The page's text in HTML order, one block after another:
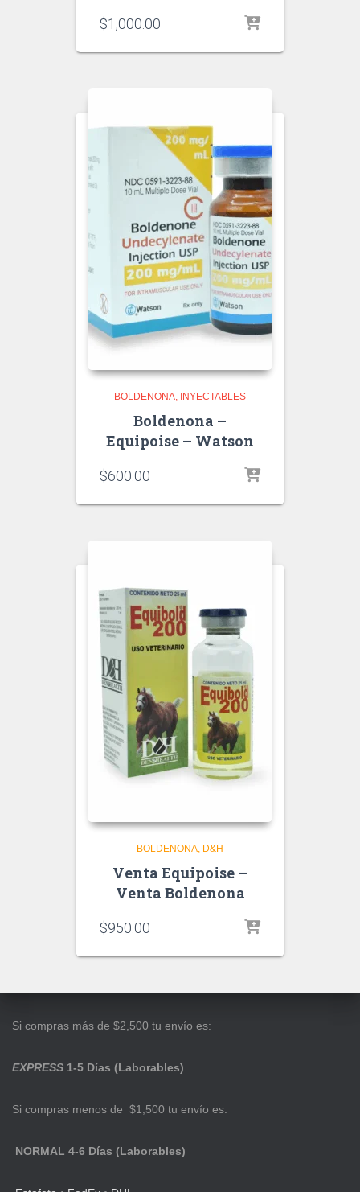
$1,000.00
BOLDENONA INYECTABLES
Boldenona –
Equipoise – Watson
$600.00
BOLDENONA D&H
Venta Equipoise –
Venta Boldenona
$950.00
Si compras más de $2,500 tu envío es:
EXPRESS 1-5 Días (Laborables)
Si compras menos de $1,500 tu envío es:
NORMAL 4-6 Días (Laborables)